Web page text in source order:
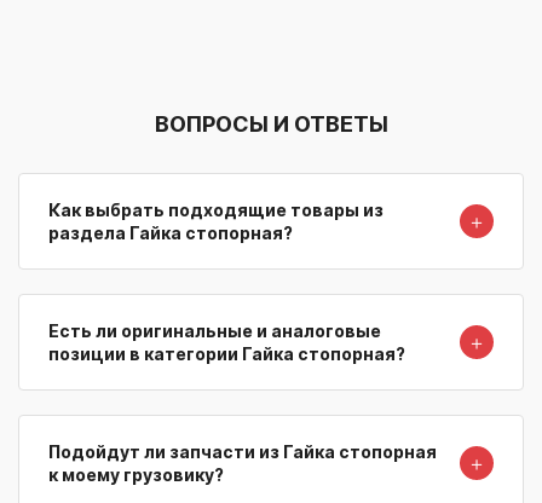
ВОПРОСЫ И ОТВЕТЫ
Как выбрать подходящие товары из
раздела Гайка стопорная?
＋
Есть ли оригинальные и аналоговые
позиции в категории Гайка стопорная?
＋
Подойдут ли запчасти из Гайка стопорная
к моему грузовику?
＋